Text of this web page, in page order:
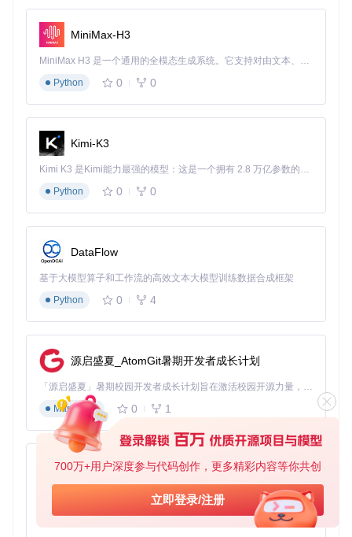
700万+用户深度参与代码创作，更多精彩内容等你共创
立即登录/注册
Deepeval采用插件化架构，支持：
自定义评估指标开发
扩展评估流程与报告格式
与CI/CD系统无缝对接
三、场景化应用：从开发到生产的全周期评估
如何将LLM评估融入实际开发流程？Deepeval提供了覆盖AI应
应用的各个组件编写评估用例。例如，你可以单独测试RAG系
统中的检索组件，确保它能准确找到相关文档；或者测试提示
词模板，验证其是否能引导模型生成符合预期的输出。
适用场景：新功能开发、提示词优化、组件升级 实施步骤：
创建测试用例集
设置评估指标与阈值
3.2 发布前：全面质量评估
在将LLM应用部署到生产环境前，Deepeval提供全面的质量评
估，就像产品出厂前的质检流程。这包括对各类边界情况的测
试，以及在不同负载条件下的性能评估。
常见问题：
评估指标阈值如何设定？建议基于业务需求和用户期望设
定，初期可采用行业基准值
MiniMax-H3
MiniMax H3 是一个通用的全模态生成系统。它支持对由文本、图像、视频和音频组成的多模态上下文进行统一理解，并能生成分辨率高达 2K、时长可达 15 秒的带原生立体声音频的视频。得益于面向任务泛化的系统设计，H3 在预训练阶段就已具备广泛的多模态上下文理解与生成能力，能够出色地执行复杂的多模态指令。
Python
0 0
Kimi-K3
Kimi K3 是Kimi能力最强的模型：这是一个拥有 2.8 万亿参数的混合专家（MoE）模型，具备原生视觉理解能力，并支持 100 万 token 的上下文窗口。
Python
0 0
DataFlow
基于大模型算子和工作流的高效文本大模型训练数据合成框架
Python
0 4
源启盛夏_AtomGit暑期开发者成长计划
「源启盛夏」暑期校园开发者成长计划旨在激活校园开源力量，通过积分激励、认证扶持、资源倾斜等形式，引导高校组织和开发者完成「入驻 — 建项目 — 做贡献 — 获认证 — 得资源」的完整闭环。无论你是想带领社团入驻平台的组织者，还是希望用代码贡献证明自己的开发者，都能在这里找到属于你的成长路径。
Markdown
0 1
py-xiaozhi
基于Python的Xiaozhi AI，适用于想要完整Xiaozhi体验而无需拥有专用硬件的用户。
Python
0 1